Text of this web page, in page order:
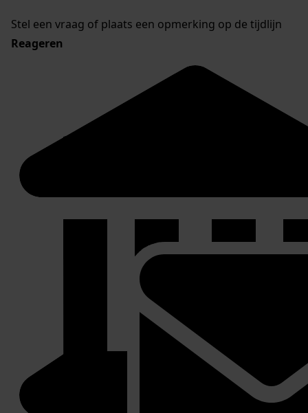
Stel een vraag of plaats een opmerking op de tijdlijn
Reageren